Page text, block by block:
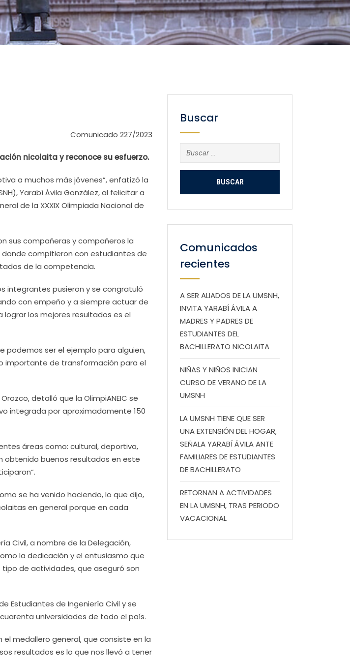
Comunicado 227/2023
nicolaita y reconoce su esfuerzo.
a muchos más jóvenes”, enfatizó la
Yarabí Ávila González, al felicitar a
de la XXXIX Olimpiada Nacional de
sus compañeras y compañeros la
compitieron con estudiantes de
de la competencia.
integrantes pusieron y se congratuló
con empeño y a siempre actuar de
los mejores resultados es el
podemos ser el ejemplo para alguien,
importante de transformación para el
detalló que la OlimpiANEIC se
integrada por aproximadamente 150
áreas como: cultural, deportiva,
obtenido buenos resultados en este
se ha venido haciendo, lo que dijo,
en general porque en cada
Civil, a nombre de la Delegación,
la dedicación y el entusiasmo que
de actividades, que aseguró son
Estudiantes de Ingeniería Civil y se
universidades de todo el país.
medallero general, que consiste en la
resultados es lo que nos llevó a tener
Buscar
Buscar:
Comunicados
recientes
A SER ALIADOS DE LA UMSNH,
INVITA YARABÍ ÁVILA A
MADRES Y PADRES DE
ESTUDIANTES DEL
BACHILLERATO NICOLAITA
NIÑAS Y NIÑOS INICIAN
CURSO DE VERANO DE LA
UMSNH
LA UMSNH TIENE QUE SER
UNA EXTENSIÓN DEL HOGAR,
SEÑALA YARABÍ ÁVILA ANTE
FAMILIARES DE ESTUDIANTES
DE BACHILLERATO
RETORNAN A ACTIVIDADES
EN LA UMSNH, TRAS PERIODO
VACACIONAL